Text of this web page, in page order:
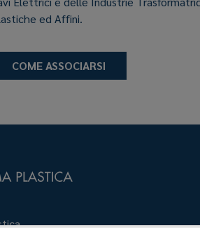
ed Affini.
COME ASSOCIARSI